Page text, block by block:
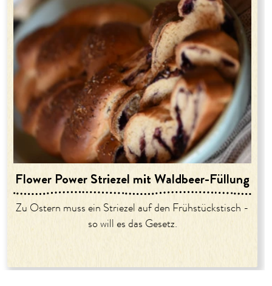
Flower Power Striezel mit Waldbeer-Füllung
Zu Ostern muss ein Striezel auf den Frühstückstisch -
so will es das Gesetz.